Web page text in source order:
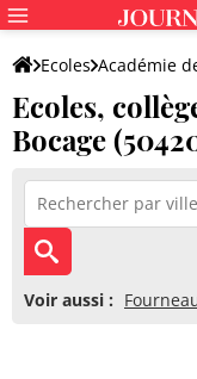
Ecoles Académie
Ecoles,
Bocage
Voir aussi :